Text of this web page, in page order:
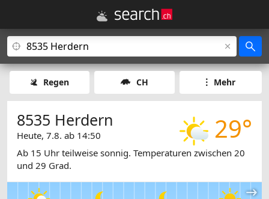
Regen CH Mehr
29°
8535 Herdern
Heute, 7.8. ab 14:50
Ab 15 Uhr teilweise sonnig. Temperaturen zwischen 20
und 29 Grad.